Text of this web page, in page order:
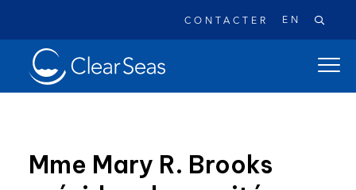
ouvrir
CONTACTER EN
Clear
SeasAccueil
Mme Mary R. Brooks